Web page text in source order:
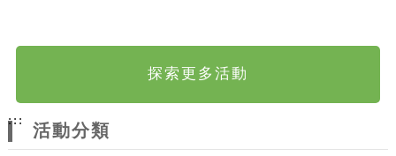
探索更多活動
:::
活動分類